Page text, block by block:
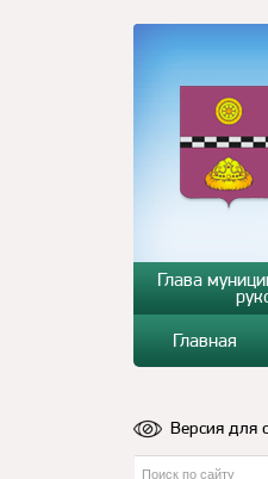
Глава
Главная
Версия для